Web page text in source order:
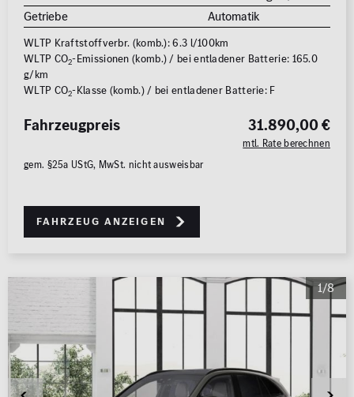
0 km
Reichweite (elektrisch)
0 km
Leistung (PS)
700
Getriebe
Automatik
WLTP Kraftstoffverbr. (komb.): 6.3 l/100km
WLTP CO2-Emissionen (komb.) / bei entladener Batterie: 165.0
g/km
WLTP CO2-Klasse (komb.) / bei entladener Batterie: F
31.890,00 €
mtl. Rate berechnen
Fahrzeugpreis
gem. §25a UStG, MwSt. nicht ausweisbar
Fahrzeug anzeigen
1/8